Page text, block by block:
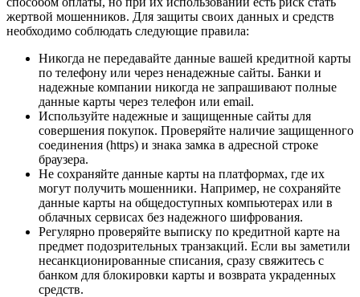
жертвой мошенников. Для защиты своих данных и средств
необходимо соблюдать следующие правила:
Никогда не передавайте данные вашей кредитной карты
по телефону или через ненадежные сайты. Банки и
надежные компании никогда не запрашивают полные
данные карты через телефон или email.
Используйте надежные и защищенные сайты для
совершения покупок. Проверяйте наличие защищенного
соединения (https) и знака замка в адресной строке
браузера.
Не сохраняйте данные карты на платформах, где их
могут получить мошенники. Например, не сохраняйте
данные карты на общедоступных компьютерах или в
облачных сервисах без надежного шифрования.
Регулярно проверяйте выписку по кредитной карте на
предмет подозрительных транзакций. Если вы заметили
несанкционированные списания, сразу свяжитесь с
банком для блокировки карты и возврата украденных
средств.